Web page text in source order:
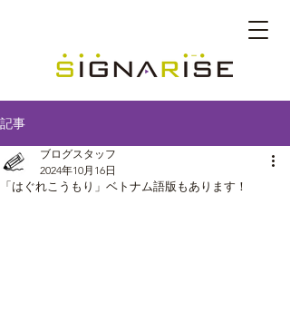
記事
「はぐれこうもり」ベトナム語版もあります！
ブログスタッフ
2024年10月16日